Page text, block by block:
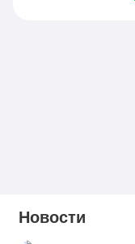
Новости